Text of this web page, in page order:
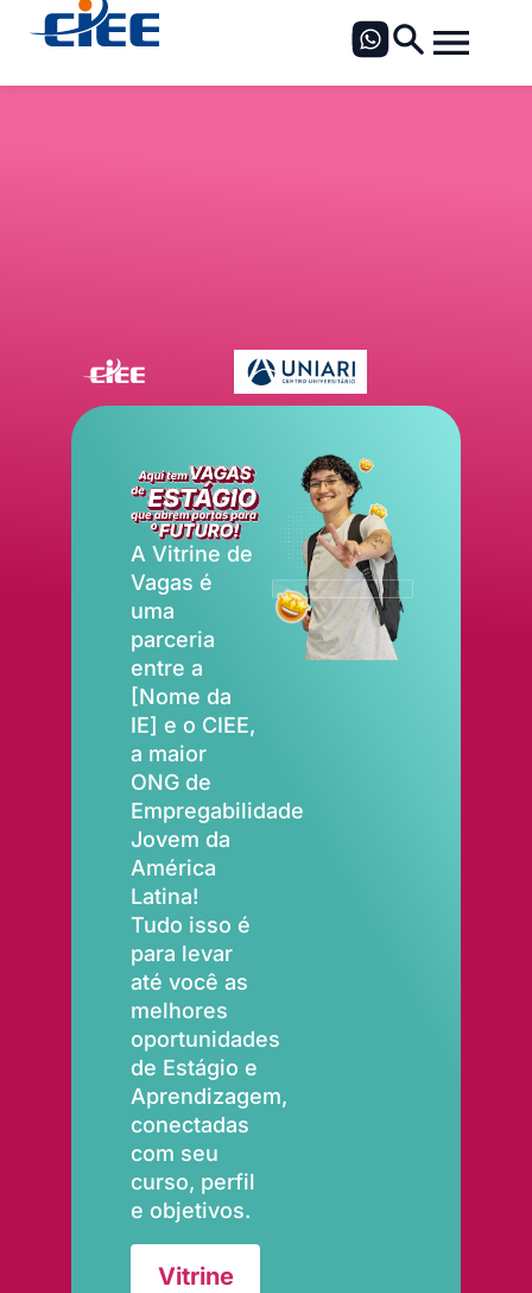
A Vitrine de
Vagas é
uma
parceria
entre a
[Nome da
IE] e o CIEE,
a maior
ONG de
Empregabilidade
Jovem da
América
Latina!
Tudo isso é
para levar
até você as
melhores
oportunidades
de Estágio e
Aprendizagem,
conectadas
com seu
curso, perfil
e objetivos.
Vitrine